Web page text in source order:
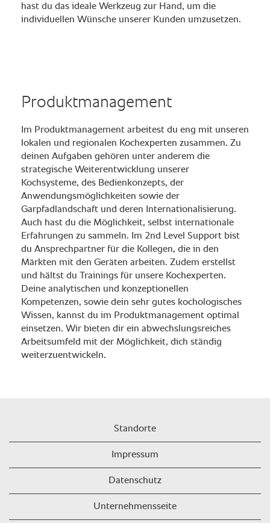
hast du das ideale Werkzeug zur Hand, um die
individuellen Wünsche unserer Kunden umzusetzen.
Produktmanagement
Im Produktmanagement arbeitest du eng mit unseren
lokalen und regionalen Kochexperten zusammen. Zu
deinen Aufgaben gehören unter anderem die
strategische Weiterentwicklung unserer
Kochsysteme, des Bedienkonzepts, der
Anwendungsmöglichkeiten sowie der
Garpfadlandschaft und deren Internationalisierung.
Auch hast du die Möglichkeit, selbst internationale
Erfahrungen zu sammeln. Im 2nd Level Support bist
du Ansprechpartner für die Kollegen, die in den
Märkten mit den Geräten arbeiten. Zudem erstellst
und hältst du Trainings für unsere Kochexperten.
Deine analytischen und konzeptionellen
Kompetenzen, sowie dein sehr gutes kochologisches
Wissen, kannst du im Produktmanagement optimal
einsetzen. Wir bieten dir ein abwechslungsreiches
Arbeitsumfeld mit der Möglichkeit, dich ständig
weiterzuentwickeln.
Standorte
Impressum
Datenschutz
Unternehmensseite